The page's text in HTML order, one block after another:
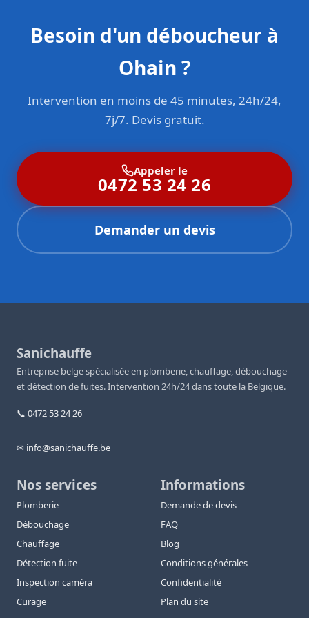
Besoin d'un déboucheur à
Ohain ?
Intervention en moins de 45 minutes, 24h/24,
7j/7. Devis gratuit.
Appeler le
0472 53 24 26
Demander un devis
Sanichauffe
Entreprise belge spécialisée en plomberie, chauffage, débouchage
et détection de fuites. Intervention 24h/24 dans toute la Belgique.
📞 0472 53 24 26
✉ info@sanichauffe.be
Nos services
Plomberie
Débouchage
Chauffage
Détection fuite
Inspection caméra
Curage
Informations
Demande de devis
FAQ
Blog
Conditions générales
Confidentialité
Plan du site